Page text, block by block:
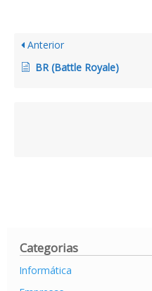
Categorias
Informática
Anterior
BR (Battle Royale)